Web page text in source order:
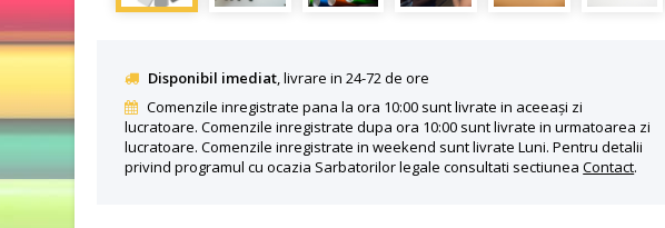
Disponibil imediat, livrare in 24-72 de ore
Comenzile inregistrate pana la ora 10:00 sunt livrate in aceeași zi
lucratoare. Comenzile inregistrate dupa ora 10:00 sunt livrate in urmatoarea zi
lucratoare. Comenzile inregistrate in weekend sunt livrate Luni. Pentru detalii
privind programul cu ocazia Sarbatorilor legale consultati sectiuneaContact.